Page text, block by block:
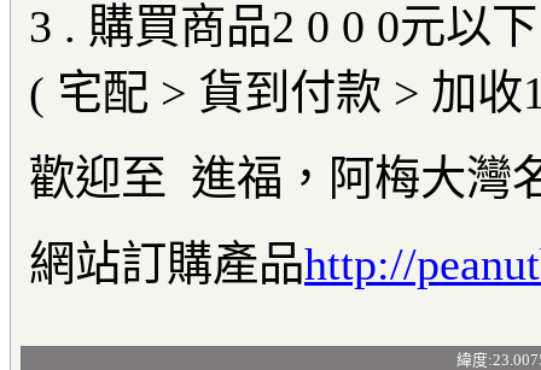
3 . 購買商品2 0 0 0元以
( 宅配 > 貨到付款 > 加
歡迎至 進福，阿梅大灣
網站訂購產品http://
緯度